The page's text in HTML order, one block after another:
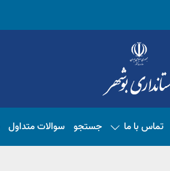
تماس با ما جستجو سوالات متداول